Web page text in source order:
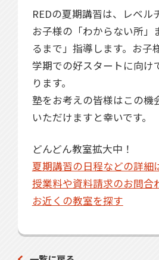
REDの夏期講習は、レベル
お子様の「わからない所」
るまで」指導します。お子
学期での好スタートに向け
ります。
塾をお考えの皆様はこの機
いただけますと幸いです。
どんどん教室拡大中！
夏期講習の日程などの詳細
授業料や資料請求のお問合
お近くの教室を探す